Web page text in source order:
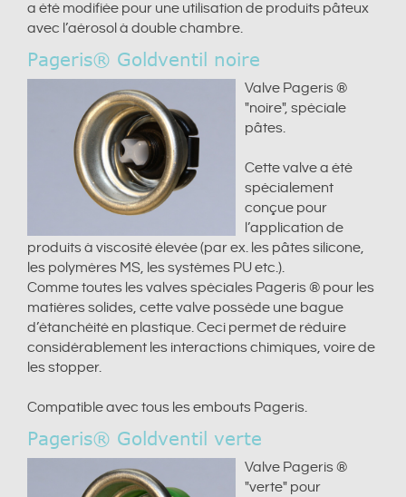
a été modifiée pour une utilisation de produits pâteux
avec l’aérosol à double chambre.
Pageris® Goldventil noire
Valve Pageris ®
"noire", spéciale
pâtes.
Cette valve a été
spécialement
conçue pour
l’application de
produits à viscosité élevée (par ex. les pâtes silicone,
les polymères MS, les systèmes PU etc.).
Comme toutes les valves spéciales Pageris ® pour les
matières solides, cette valve possède une bague
d’étanchéité en plastique. Ceci permet de réduire
considérablement les interactions chimiques, voire de
les stopper.
Compatible avec tous les embouts Pageris.
Pageris® Goldventil verte
Valve Pageris ®
"verte" pour